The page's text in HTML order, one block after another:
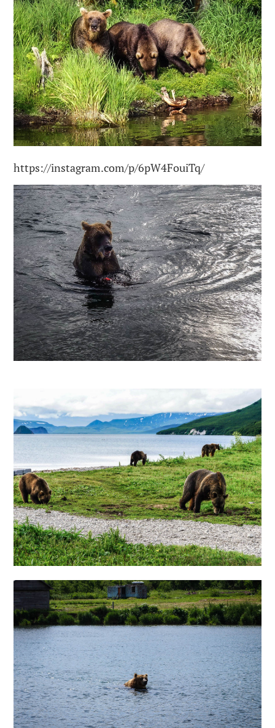
https://instagram.com/p/6pW4FouiTq/